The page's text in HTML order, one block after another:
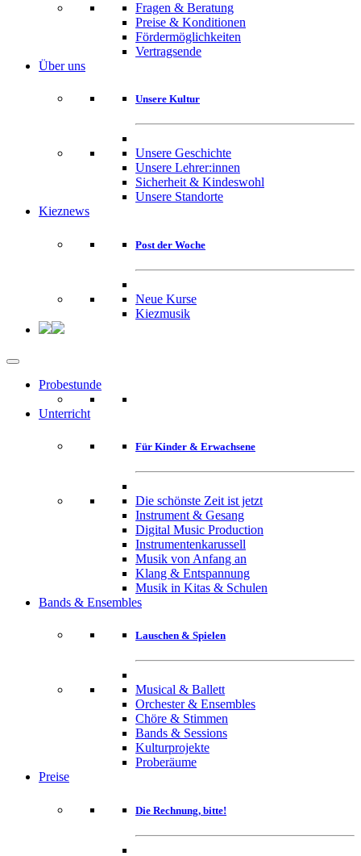
Fragen & Beratung
Preise & Konditionen
Fördermöglichkeiten
Vertragsende
Über uns
Unsere Kultur
Unsere Geschichte
Unsere Lehrer:innen
Sicherheit & Kindeswohl
Unsere Standorte
Kieznews
Post der Woche
Neue Kurse
Kiezmusik
Probestunde
Unterricht
Für Kinder & Erwachsene
Die schönste Zeit ist jetzt
Instrument & Gesang
Digital Music Production
Instrumentenkarussell
Musik von Anfang an
Klang & Entspannung
Musik in Kitas & Schulen
Bands & Ensembles
Lauschen & Spielen
Musical & Ballett
Orchester & Ensembles
Chöre & Stimmen
Bands & Sessions
Kulturprojekte
Proberäume
Preise
Die Rechnung, bitte!